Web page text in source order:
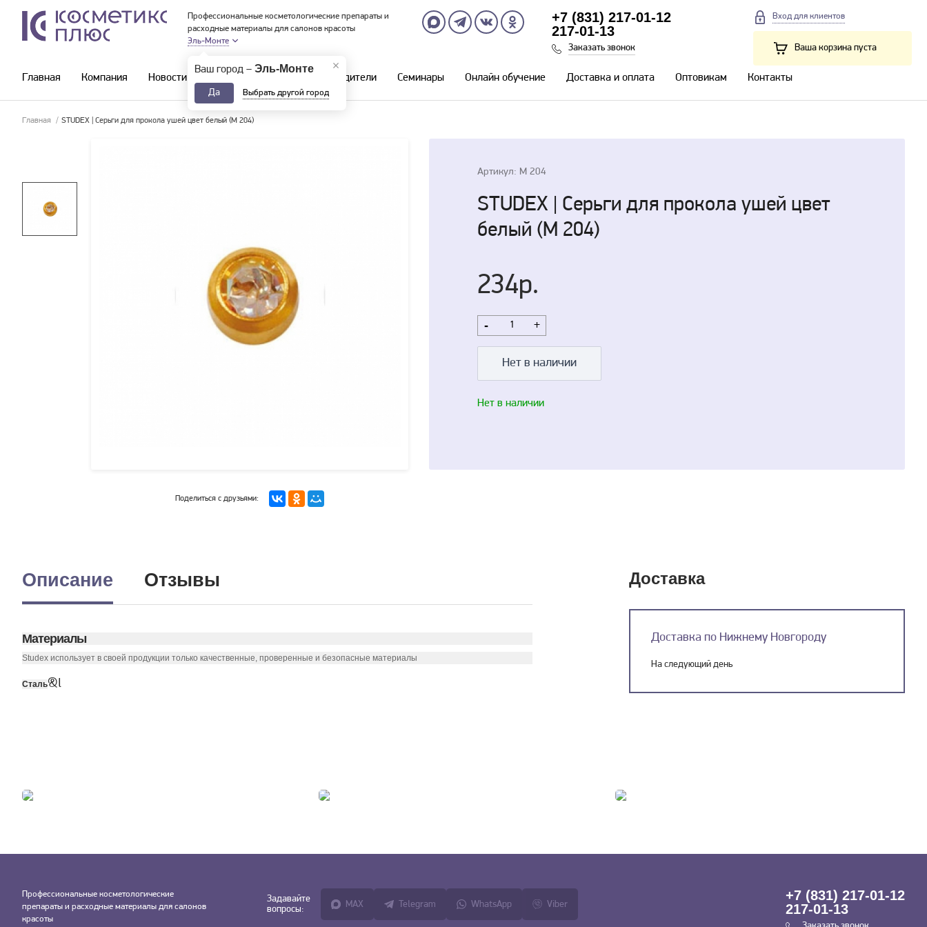
Профессиональные косметологические препараты и
расходные материалы для салонов красоты
Эль-Монте
Ваш город – Эль-Монте
Да Выбрать другой город
+7 (831) 217-01-12
217-01-13
Заказать звонок
Вход для клиентов
Ваша корзина пуста
Главная Компания Новости и акции Производители Семинары Онлайн обучение Доставка и оплата Оптовикам Контакты
Главная / STUDEX | Серьги для прокола ушей цвет белый (М 204)
Поделиться с друзьями:
Артикул: M 204
STUDEX | Серьги для прокола ушей цвет
белый (М 204)
234р.
- +
Нет в наличии
Нет в наличии
Описание Отзывы
Материалы
Studex использует в своей продукции только качественные, проверенные и безопасные материалы
Сталь&l
Доставка
Доставка по Нижнему Новгороду
На следующий день
Профессиональные косметологические
препараты и расходные материалы для салонов
красоты
Задавайте
вопросы:
MAX Telegram WhatsApp Viber
+7 (831) 217-01-12
217-01-13